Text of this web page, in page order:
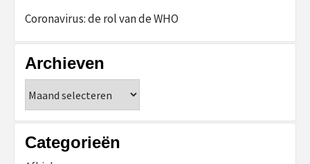
Coronavirus: de rol van de WHO
Archieven
Categorieën